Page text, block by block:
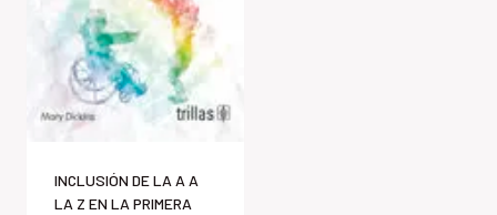
INCLUSIÓN DE LA A A
LA Z EN LA PRIMERA